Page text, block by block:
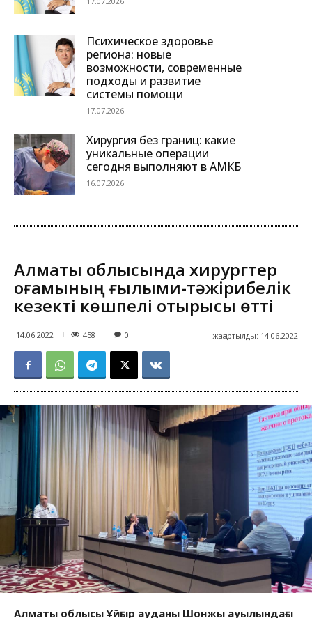
Психическое здоровье
региона: новые
возможности, современные
подходы и развитие
системы помощи
17.07.2026
Хирургия без границ: какие
уникальные операции
сегодня выполняют в АМКБ
16.07.2026